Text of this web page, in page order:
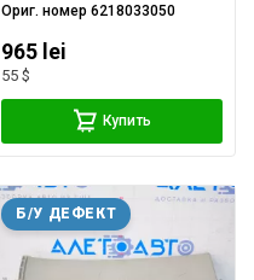
Ориг. номер6218033050
965 lei
55 $
Купить
Б/У ДЕФЕКТ